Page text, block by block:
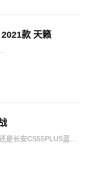
款 天籁
是长安CS55PLUS蓝鲸